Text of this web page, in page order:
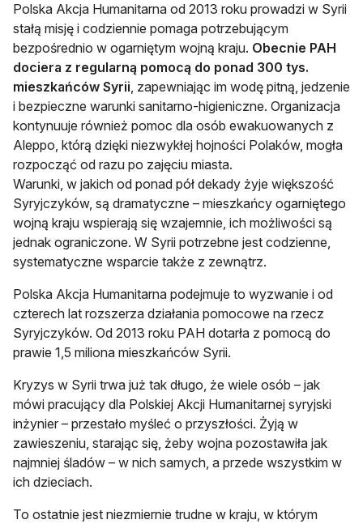
Polska Akcja Humanitarna od 2013 roku prowadzi w Syrii
stałą misję i codziennie pomaga potrzebującym
bezpośrednio w ogarniętym wojną kraju. Obecnie PAH
dociera z regularną pomocą do ponad 300 tys.
mieszkańców Syrii, zapewniając im wodę pitną, jedzenie
i bezpieczne warunki sanitarno-higieniczne. Organizacja
kontynuuje również pomoc dla osób ewakuowanych z
Aleppo, którą dzięki niezwykłej hojności Polaków, mogła
rozpocząć od razu po zajęciu miasta.
Warunki, w jakich od ponad pół dekady żyje większość
Syryjczyków, są dramatyczne – mieszkańcy ogarniętego
wojną kraju wspierają się wzajemnie, ich możliwości są
jednak ograniczone. W Syrii potrzebne jest codzienne,
systematyczne wsparcie także z zewnątrz.
Polska Akcja Humanitarna podejmuje to wyzwanie i od
czterech lat rozszerza działania pomocowe na rzecz
Syryjczyków. Od 2013 roku PAH dotarła z pomocą do
prawie 1,5 miliona mieszkańców Syrii.
Kryzys w Syrii trwa już tak długo, że wiele osób – jak
mówi pracujący dla Polskiej Akcji Humanitarnej syryjski
inżynier – przestało myśleć o przyszłości. Żyją w
zawieszeniu, starając się, żeby wojna pozostawiła jak
najmniej śladów – w nich samych, a przede wszystkim w
ich dzieciach.
To ostatnie jest niezmiernie trudne w kraju, w którym